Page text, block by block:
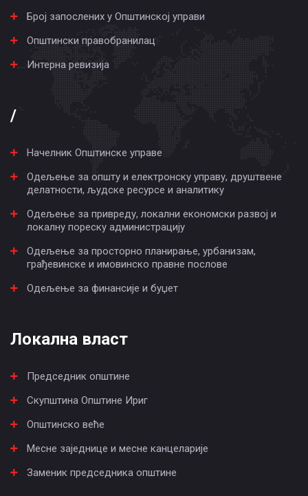
Број запослених у Општинској управи
Општински правобранилац
Интерна ревизија
/
Начелник Општинске управе
Одељење за општу и електронску управу, друштвене
делатности, људске ресурсе и аналитику
Одељење за привреду, локални економски развој и
локалну пореску администрацију
Одељење за просторно планирање, урбанизам,
грађевинске и имовинско правне послове
Одељење за финансије и буџет
Локална власт
Председник општине
Скупштина Општине Ириг
Општинско веће
Месне заједнице и месне канцеларије
Заменик председника општине